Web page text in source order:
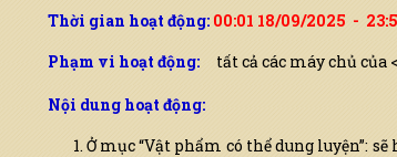
Thời gian hoạt động: 00:01 18/09/2025 -
Phạm vi hoạt động:
tất cả các máy chủ của
Nội dung hoạt động:
Ở mục “Vật phẩm có thể dung luyện”: